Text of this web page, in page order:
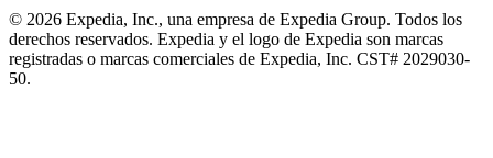
© 2026 Expedia, Inc., una empresa de Expedia Group. Todos los
derechos reservados. Expedia y el logo de Expedia son marcas
registradas o marcas comerciales de Expedia, Inc. CST# 2029030-
50.